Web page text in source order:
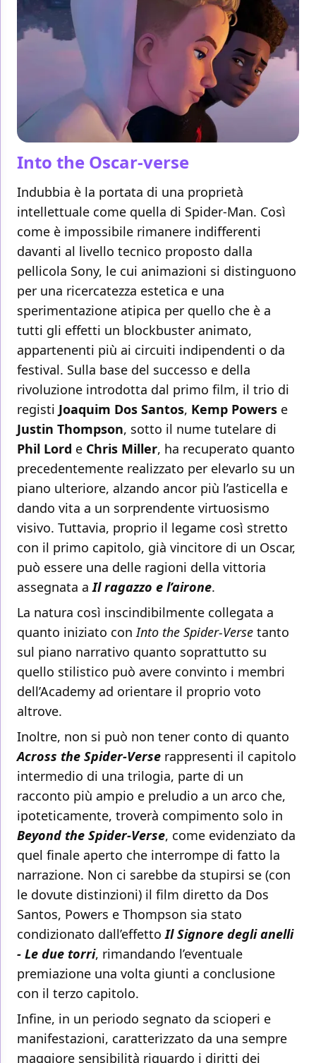
Into the Oscar-verse
Indubbia è la portata di una proprietà
intellettuale come quella di Spider-Man. Così
come è impossibile rimanere indifferenti
davanti al livello tecnico proposto dalla
pellicola Sony, le cui animazioni si distinguono
per una ricercatezza estetica e una
sperimentazione atipica per quello che è a
tutti gli effetti un blockbuster animato,
appartenenti più ai circuiti indipendenti o da
festival. Sulla base del successo e della
rivoluzione introdotta dal primo film, il trio di
registi Joaquim Dos Santos, Kemp Powers e
Justin Thompson, sotto il nume tutelare di
Phil Lord e Chris Miller, ha recuperato quanto
precedentemente realizzato per elevarlo su un
piano ulteriore, alzando ancor più l’asticella e
dando vita a un sorprendente virtuosismo
visivo. Tuttavia, proprio il legame così stretto
con il primo capitolo, già vincitore di un Oscar,
può essere una delle ragioni della vittoria
assegnata aIl ragazzo e l’airone.
La natura così inscindibilmente collegata a
quanto iniziato conInto the Spider-Verse tanto
sul piano narrativo quanto soprattutto su
quello stilistico può avere convinto i membri
dell’Academy ad orientare il proprio voto
altrove.
Inoltre, non si può non tener conto di quanto
Across the Spider-Verse rappresenti il capitolo
intermedio di una trilogia, parte di un
racconto più ampio e preludio a un arco che,
ipoteticamente, troverà compimento solo in
Beyond the Spider-Verse, come evidenziato da
quel finale aperto che interrompe di fatto la
narrazione. Non ci sarebbe da stupirsi se (con
le dovute distinzioni) il film diretto da Dos
Santos, Powers e Thompson sia stato
condizionato dall’effettoIl Signore degli anelli
- Le due torri, rimandando l’eventuale
premiazione una volta giunti a conclusione
con il terzo capitolo.
Infine, in un periodo segnato da scioperi e
manifestazioni, caratterizzato da una sempre
maggiore sensibilità riguardo i diritti dei